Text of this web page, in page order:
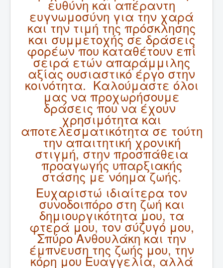
ευθύνη και απέραντη
ευγνωμοσύνη για την χαρά
και την τιμή της πρόσκλησης
και συμμετοχής σε δράσεις
φορέων που καταθέτουν επί
σειρά ετών απαράμμιλης
αξίας ουσιαστικό έργο στην
κοινότητα. Καλούμαστε όλοι
μας να προχωρήσουμε
δράσεις που να έχουν
χρησιμότητα και
αποτελεσματικότητα σε τούτη
την απαιτητική χρονική
στιγμή, στην προσπάθεια
προαγωγής υπαρξιακής
στάσης με νόημα ζωής.
Ευχαριστώ ιδιαίτερα τον
συνοδοιπόρο στη ζωή και
δημιουργικότητα μου, τα
φτερά μου, τον σύζυγό μου,
Σπύρο Ανθουλάκη και την
έμπνευση της ζωής μου, την
κόρη μου Ευαγγελία, αλλά